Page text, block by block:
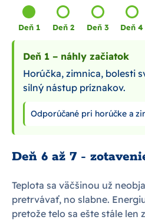
Deň 1 Deň 2 Deň 3 Deň 4
Deň 1 – náhly začiatok
Horúčka, zimnica, bolesti
silný nástup príznakov.
Odporúčané pri horúčke a
Deň 6 až 7 -
Teplota sa väčšinou už
pretrvávať, no slabne.
pretože telo sa ešte stále len